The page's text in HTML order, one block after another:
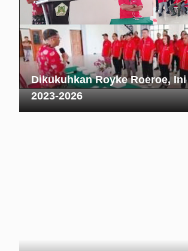
Dikukuhkan Royke Roeroe,
2023-2026